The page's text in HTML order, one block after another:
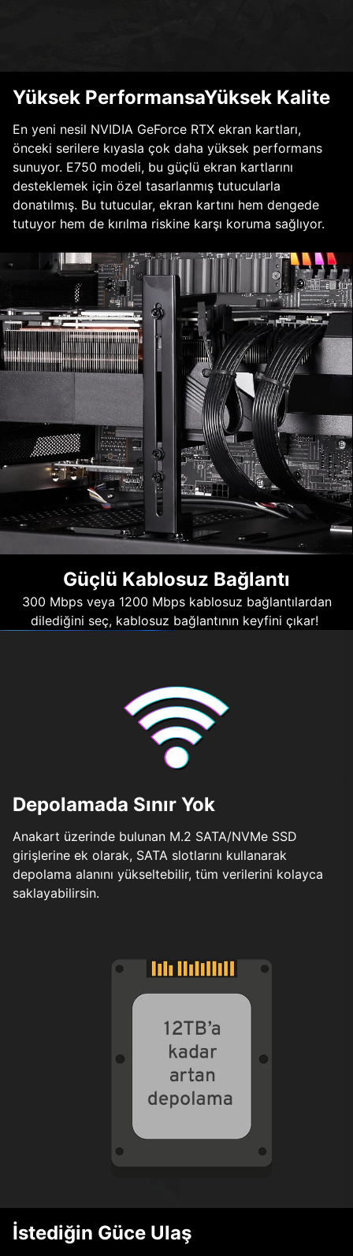
Yüksek PerformansaYüksek Kalite
En yeni nesil NVIDIA GeForce RTX ekran kartları,
önceki serilere kıyasla çok daha yüksek performans
sunuyor. E750 modeli, bu güçlü ekran kartlarını
desteklemek için özel tasarlanmış tutucularla
donatılmış. Bu tutucular, ekran kartını hem dengede
tutuyor hem de kırılma riskine karşı koruma sağlıyor.
Güçlü Kablosuz Bağlantı
300 Mbps veya 1200 Mbps kablosuz bağlantılardan
dilediğini seç, kablosuz bağlantının keyfini çıkar!
Depolamada Sınır Yok
Anakart üzerinde bulunan M.2 SATA/NVMe SSD
girişlerine ek olarak, SATA slotlarını kullanarak
depolama alanını yükseltebilir, tüm verilerini kolayca
saklayabilirsin.
İstediğin Güce Ulaş